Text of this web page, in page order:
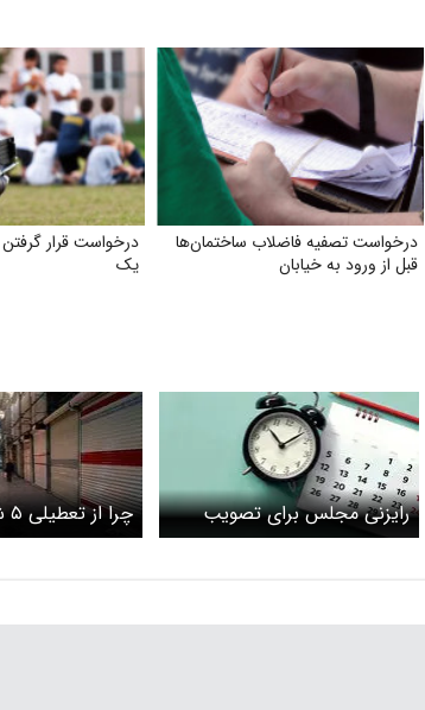
درخواست تصفیه فاضلاب ساختمان‌ها
قبل از ورود به خیابان
درخواست قرار
یک
رایزنی مجلس برای تصویب
تعطیلی پنجشنبه ها
استقبال نشد؟